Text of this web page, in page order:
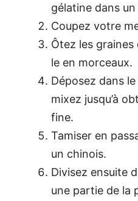
gélatine dans un
Coupez votre
Ôtez les
le en morceaux.
Déposez dans
mixez jusqu’à
fine.
Tamiser en
un chinois.
Divisez ensuite
une partie de la